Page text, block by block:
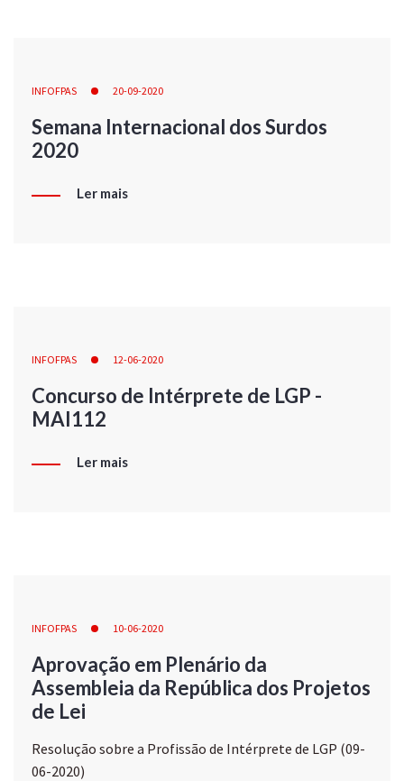
INFOFPAS 20-09-2020
Semana Internacional dos Surdos
2020
Ler mais
INFOFPAS 12-06-2020
Concurso de Intérprete de LGP -
MAI112
Ler mais
INFOFPAS 10-06-2020
Aprovação em Plenário da
Assembleia da República dos Projetos
de Lei
Resolução sobre a Profissão de Intérprete de LGP (09-
06-2020)